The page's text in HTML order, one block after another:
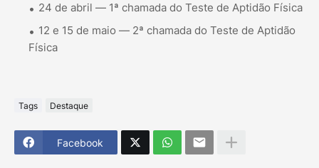
24 de abril — 1ª chamada do Teste de Aptidão Física
12 e 15 de maio — 2ª chamada do Teste de Aptidão
Física
Tags Destaque
Facebook